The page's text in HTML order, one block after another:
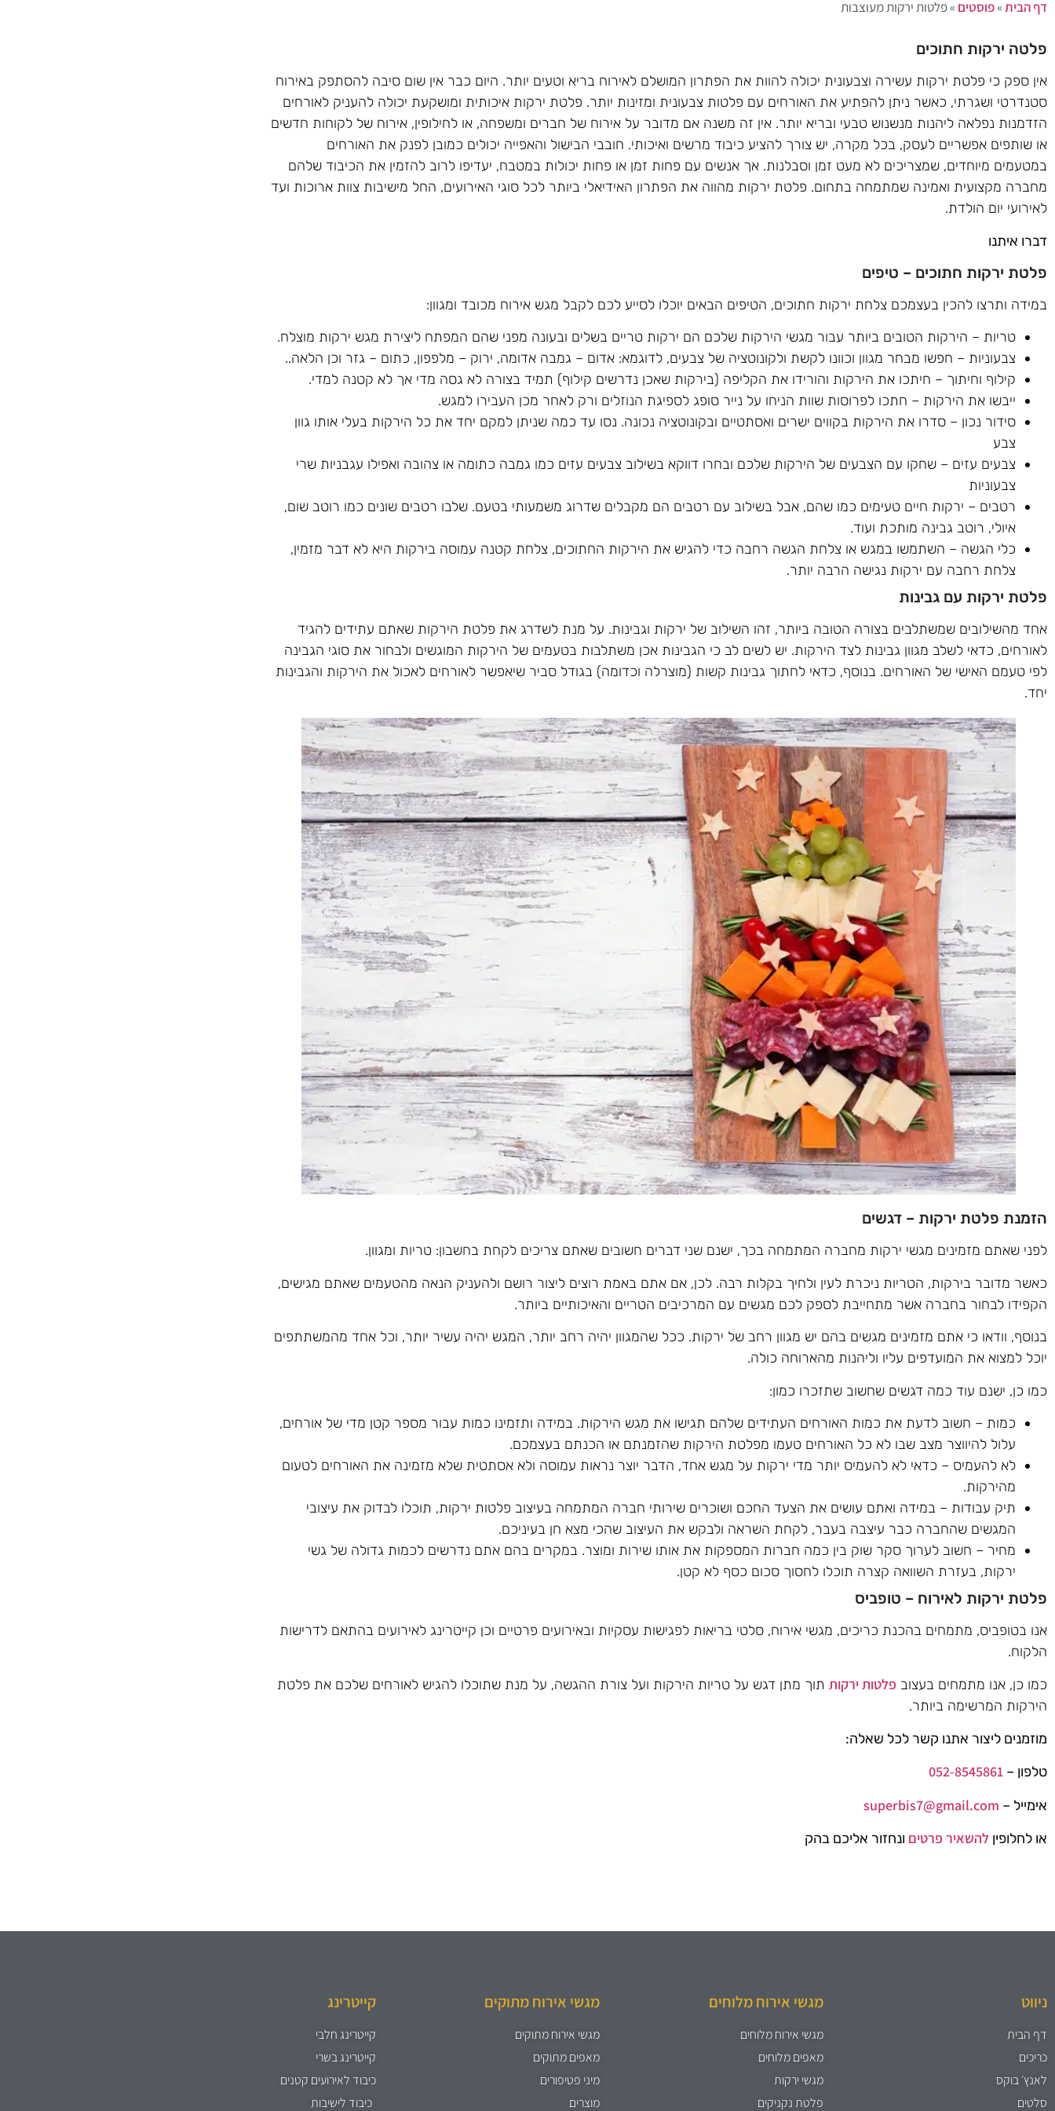
דף הבית»פוסטים »פלטות ירקות מעוצבות
פלטה ירקות חתוכים
אין ספק כי פלטת ירקות עשירה וצבעונית יכולה להוות את הפתרון המושלם לאירוח בריא וטעים יותר. היום כבר אין שום סיבה להסתפק באירוח
סטנדרטי ושגרתי, כאשר ניתן להפתיע את האורחים עם פלטות צבעונית ומזינות יותר. פלטת ירקות איכותית ומושקעת יכולה להעניק לאורחים
הזדמנות נפלאה ליהנות מנשנוש טבעי ובריא יותר. אין זה משנה אם מדובר על אירוח של חברים ומשפחה, או לחילופין, אירוח של לקוחות חדשים
או שותפים אפשריים לעסק, בכל מקרה, יש צורך להציע כיבוד מרשים ואיכותי. חובבי הבישול והאפייה יכולים כמובן לפנק את האורחים
במטעמים מיוחדים, שמצריכים לא מעט זמן וסבלנות. אך אנשים עם פחות זמן או פחות יכולות במטבח, יעדיפו לרוב להזמין את הכיבוד שלהם
מחברה מקצועית ואמינה שמתמחה בתחום. פלטת ירקות מהווה את הפתרון האידיאלי ביותר לכל סוגי האירועים, החל מישיבות צוות ארוכות ועד
לאירועי יום הולדת.
דברו איתנו
פלטת ירקות חתוכים – טיפים
במידה ותרצו להכין בעצמכם צלחת ירקות חתוכים, הטיפים הבאים יוכלו לסייע לכם לקבל מגש אירוח מכובד ומגוון:
טריות – הירקות הטובים ביותר עבור מגשי הירקות שלכם הם ירקות טריים בשלים ובעונה מפני שהם המפתח ליצירת מגש ירקות מוצלח.
צבעוניות – חפשו מבחר מגוון וכוונו לקשת ולקונוטציה של צבעים, לדוגמא: אדום – גמבה אדומה, ירוק – מלפפון, כתום – גזר וכן הלאה..
קילוף וחיתוך – חיתכו את הירקות והורידו את הקליפה (בירקות שאכן נדרשים קילוף) תמיד בצורה לא גסה מדי אך לא קטנה למדי.
ייבשו את הירקות – חתכו לפרוסות שוות הניחו על נייר סופג לספיגת הנוזלים ורק לאחר מכן העבירו למגש.
סידור נכון – סדרו את הירקות בקווים ישרים ואסתטיים ובקונוטציה נכונה. נסו עד כמה שניתן למקם יחד את כל הירקות בעלי אותו גוון
צבע
צבעים עזים – שחקו עם הצבעים של הירקות שלכם ובחרו דווקא בשילוב צבעים עזים כמו גמבה כתומה או צהובה ואפילו עגבניות שרי
צבעוניות
רטבים – ירקות חיים טעימים כמו שהם, אבל בשילוב עם רטבים הם מקבלים שדרוג משמעותי בטעם. שלבו רטבים שונים כמו רוטב שום,
איולי, רוטב גבינה מותכת ועוד.
כלי הגשה – השתמשו במגש או צלחת הגשה רחבה כדי להגיש את הירקות החתוכים, צלחת קטנה עמוסה בירקות היא לא דבר מזמין,
צלחת רחבה עם ירקות נגישה הרבה יותר.
פלטת ירקות עם גבינות
אחד מהשילובים שמשתלבים בצורה הטובה ביותר, זהו השילוב של ירקות וגבינות. על מנת לשדרג את פלטת הירקות שאתם עתידים להגיד
לאורחים, כדאי לשלב מגוון גבינות לצד הירקות. יש לשים לב כי הגבינות אכן משתלבות בטעמים של הירקות המוגשים ולבחור את סוגי הגבינה
לפי טעמם האישי של האורחים. בנוסף, כדאי לחתוך גבינות קשות (מוצרלה וכדומה) בגודל סביר שיאפשר לאורחים לאכול את הירקות והגבינות
יחד.
הזמנת פלטת ירקות – דגשים
לפני שאתם מזמינים מגשי ירקות מחברה המתמחה בכך, ישנם שני דברים חשובים שאתם צריכים לקחת בחשבון: טריות ומגוון.
כאשר מדובר בירקות, הטריות ניכרת לעין ולחיך בקלות רבה. לכן, אם אתם באמת רוצים ליצור רושם ולהעניק הנאה מהטעמים שאתם מגישים,
הקפידו לבחור בחברה אשר מתחייבת לספק לכם מגשים עם המרכיבים הטריים והאיכותיים ביותר.
בנוסף, וודאו כי אתם מזמינים מגשים בהם יש מגוון רחב של ירקות. ככל שהמגוון יהיה רחב יותר, המגש יהיה עשיר יותר, וכל אחד מהמשתתפים
יוכל למצוא את המועדפים עליו וליהנות מהארוחה כולה.
כמו כן, ישנם עוד כמה דגשים שחשוב שתזכרו כמון:
כמות – חשוב לדעת את כמות האורחים העתידים שלהם תגישו את מגש הירקות. במידה ותזמינו כמות עבור מספר קטן מדי של אורחים,
עלול להיווצר מצב שבו לא כל האורחים טעמו מפלטת הירקות שהזמנתם או הכנתם בעצמכם.
לא להעמיס – כדאי לא להעמיס יותר מדי ירקות על מגש אחד, הדבר יוצר נראות עמוסה ולא אסתטית שלא מזמינה את האורחים לטעום
מהירקות.
תיק עבודות – במידה ואתם עושים את הצעד החכם ושוכרים שירותי חברה המתמחה בעיצוב פלטות ירקות, תוכלו לבדוק את עיצובי
המגשים שהחברה כבר עיצבה בעבר, לקחת השראה ולבקש את העיצוב שהכי מצא חן בעיניכם.
מחיר – חשוב לערוך סקר שוק בין כמה חברות המספקות את אותו שירות ומוצר. במקרים בהם אתם נדרשים לכמות גדולה של גשי
ירקות, בעזרת השוואה קצרה תוכלו לחסוך סכום כסף לא קטן.
פלטת ירקות לאירוח – טופביס
אנו בטופביס, מתמחים בהכנת כריכים, מגשי אירוח, סלטי בריאות לפגישות עסקיות ובאירועים פרטיים וכן קייטרינג לאירועים בהתאם לדרישות
הלקוח.
כמו כן, אנו מתמחים בעצוב פלטות ירקות תוך מתן דגש על טריות הירקות ועל צורת ההגשה, על מנת שתוכלו להגיש לאורחים שלכם את פלטת
הירקות המרשימה ביותר.
מוזמנים ליצור אתנו קשר לכל שאלה:
טלפון – 052-8545861
אימייל – superbis7@gmail.com
או לחלופין להשאיר פרטים ונחזור אליכם בהק
ניווט
דף הבית
כריכים
לאנץ׳ בוקס
סלטים
מגשי אירוח מלוחים
מגשי אירוח מלוחים
מאפים מלוחים
מגשי ירקות
פלטת נקניקים
מגשי אירוח מתוקים
מגשי אירוח מתוקים
מאפים מתוקים
מיני פטיפורים
מוצרים
קייטרינג
קייטרינג חלבי
קייטרינג בשרי
כיבוד לאירועים קטנים
כיבוד לישיבות